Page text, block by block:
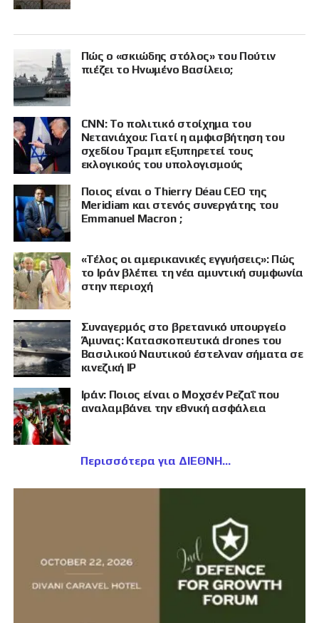
Πώς ο «σκιώδης στόλος» του Πούτιν
πιέζει το Ηνωμένο Βασίλειο;
CNN: Το πολιτικό στοίχημα του
Νετανιάχου: Γιατί η αμφισβήτηση του
σχεδίου Τραμπ εξυπηρετεί τους
εκλογικούς του υπολογισμούς
Ποιος είναι ο Thierry Déau CEO της
Meridiam και στενός συνεργάτης του
Emmanuel Macron ;
«Τέλος οι αμερικανικές εγγυήσεις»: Πώς
το Ιράν βλέπει τη νέα αμυντική συμφωνία
στην περιοχή
Συναγερμός στο βρετανικό υπουργείο
Άμυνας: Κατασκοπευτικά drones του
Βασιλικού Ναυτικού έστελναν σήματα σε
κινεζική IP
Ιράν: Ποιος είναι ο Μοχσέν Ρεζαΐ που
αναλαμβάνει την εθνική ασφάλεια
Περισσότερα για ΔΙΕΘΝΗ